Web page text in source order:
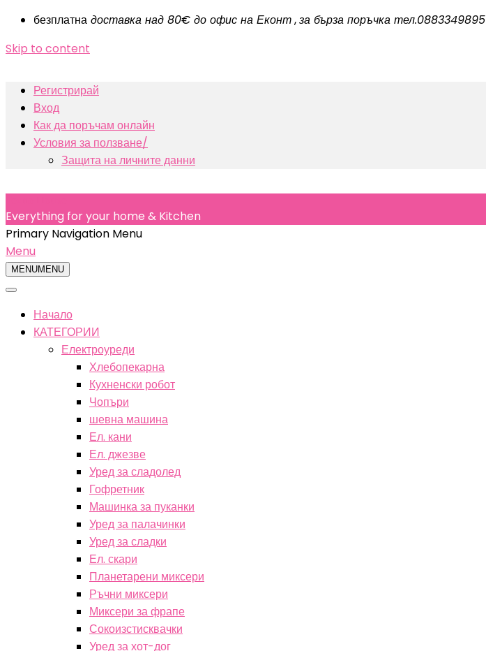
безплатна доставка над 80€ до офис на Еконт,за бърза поръчка тел.0883349895
Skip to content
Регистрирай
Вход
Как да поръчам онлайн
Условия за ползване/
Защита на личните данни
Everything for your home & Kitchen
Primary Navigation Menu
Menu
MENUMENU
Начало
КАТЕГОРИИ
Електроуреди
Хлебопекарна
Кухненски робот
Чопъри
шевна машина
Ел. кани
Ел. джезве
Уред за сладолед
Гофретник
Машинка за пуканки
Уред за палачинки
Уред за сладки
Ел. скари
Планетарени миксери
Ръчни миксери
Миксери за фрапе
Сокоизстисквачки
Уред за хот-дог